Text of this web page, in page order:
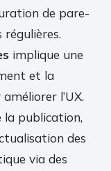
de pare-
implique une
et la
l’UX.
la publication,
des
via des